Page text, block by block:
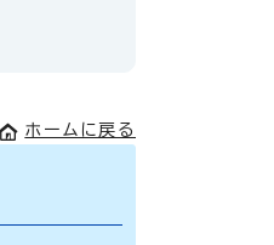
ホームに戻る